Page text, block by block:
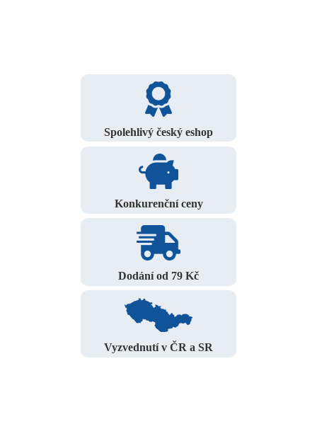
Spolehlivý český eshop
Konkurenční ceny
Dodání od 79 Kč
Vyzvednutí v ČR a SR